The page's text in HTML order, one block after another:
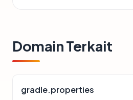
Domain Terkait
gradle.properties